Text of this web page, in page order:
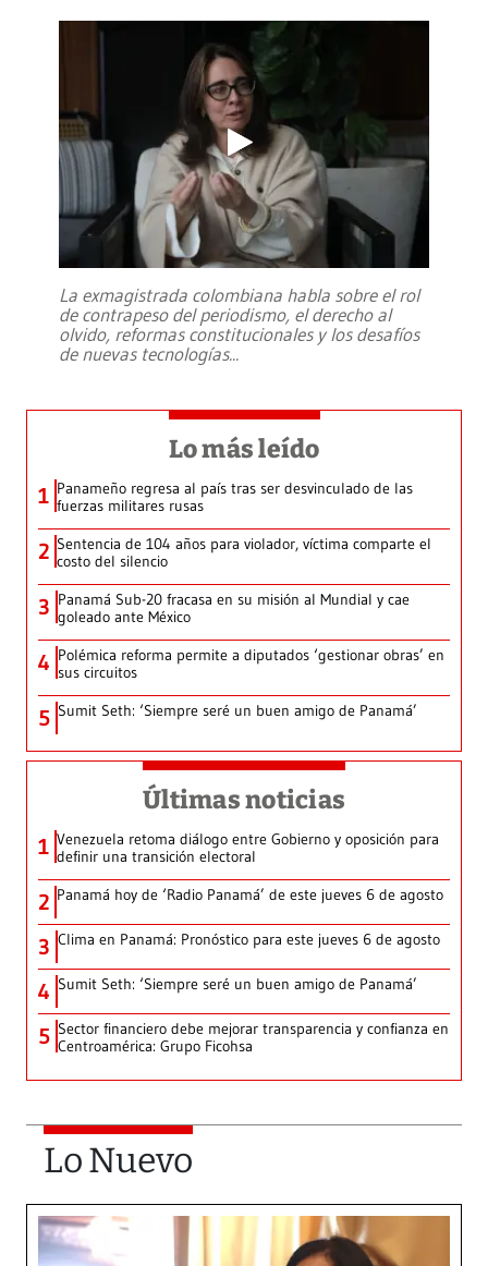
La exmagistrada colombiana habla sobre el rol
de contrapeso del periodismo, el derecho al
olvido, reformas constitucionales y los desafíos
de nuevas tecnologías...
Lo más leído
1 Panameño regresa al país tras ser desvinculado de las
fuerzas militares rusas
2 Sentencia de 104 años para violador, víctima comparte el
costo del silencio
3 Panamá Sub-20 fracasa en su misión al Mundial y cae
goleado ante México
4 Polémica reforma permite a diputados ‘gestionar obras’ en
sus circuitos
5 Sumit Seth: ‘Siempre seré un buen amigo de Panamá’
Últimas noticias
1 Venezuela retoma diálogo entre Gobierno y oposición para
definir una transición electoral
2 Panamá hoy de ‘Radio Panamá’ de este jueves 6 de agosto
3 Clima en Panamá: Pronóstico para este jueves 6 de agosto
4 Sumit Seth: ‘Siempre seré un buen amigo de Panamá’
5 Sector financiero debe mejorar transparencia y confianza en
Centroamérica: Grupo Ficohsa
Lo Nuevo